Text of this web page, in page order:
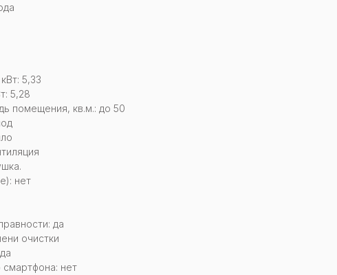
5,33
5,28
помещения, кв.м.: до 50
нет
да
очистки
нет